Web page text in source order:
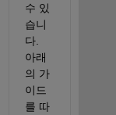
수 있
습니
다.
아래
의 가
이드
를 따